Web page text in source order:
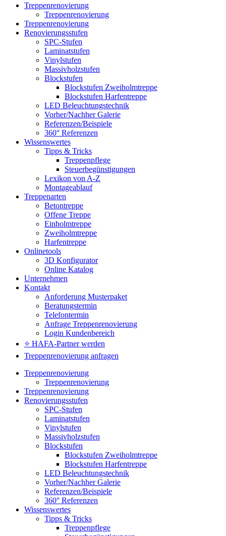
Treppenrenovierung
Treppenrenovierung
Treppenrenovierung
Renovierungsstufen
SPC-Stufen
Laminatstufen
Vinylstufen
Massivholzstufen
Blockstufen
Blockstufen Zweiholmtreppe
Blockstufen Harfentreppe
LED Beleuchtungstechnik
Vorher/Nachher Galerie
Referenzen/Beispiele
360° Referenzen
Wissenswertes
Tipps & Tricks
Treppenpflege
Steuerbegünstigungen
Lexikon von A-Z
Montageablauf
Treppenarten
Betontreppe
Offene Treppe
Einholmtreppe
Zweiholmtreppe
Harfentreppe
Onlinetools
3D Konfigurator
Online Katalog
Unternehmen
Kontakt
Anforderung Musterpaket
Beratungstermin
Telefontermin
Anfrage Treppenrenovierung
Login Kundenbereich
⭐ HAFA-Partner werden
Treppenrenovierung anfragen
Treppenrenovierung
Treppenrenovierung
Treppenrenovierung
Renovierungsstufen
SPC-Stufen
Laminatstufen
Vinylstufen
Massivholzstufen
Blockstufen
Blockstufen Zweiholmtreppe
Blockstufen Harfentreppe
LED Beleuchtungstechnik
Vorher/Nachher Galerie
Referenzen/Beispiele
360° Referenzen
Wissenswertes
Tipps & Tricks
Treppenpflege